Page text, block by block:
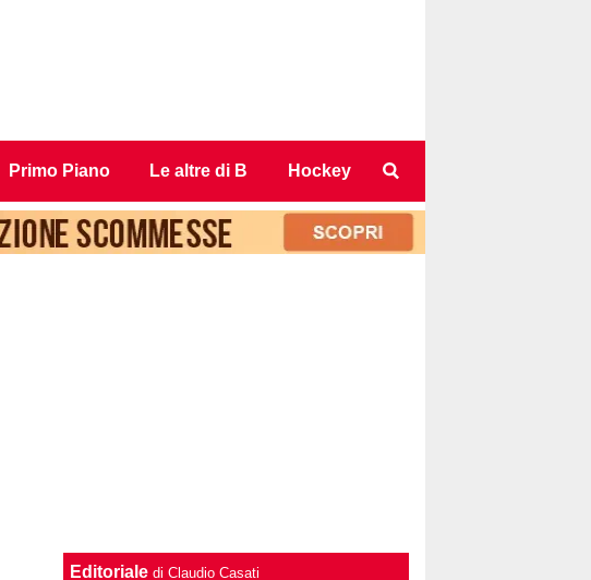
Primo Piano Le altre di B Hockey
Editoriale di Claudio Casati